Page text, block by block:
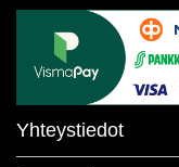
Yhteystiedot